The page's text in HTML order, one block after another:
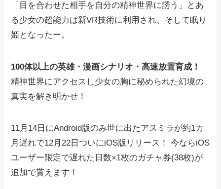
「目を合わせた相手を自分の精神世界に誘う」とあ
る少女の超能力は新VR技術に利用され、そして眠り
姫となったー。
100体以上の英雄・漫画シナリオ・高速放置育成！
精神世界にアクセスし少女の胸に秘められた幻境の
真実を解き明かせ！
11月14日にAndroid版のみ世に出たアスミラが約1カ
月遅れで12月22日ついにiOS版リリース！ 今ならiOS
ユーザー限定で遅れた日数×1枚のガチャ券(38枚)が
追加で貰えます！